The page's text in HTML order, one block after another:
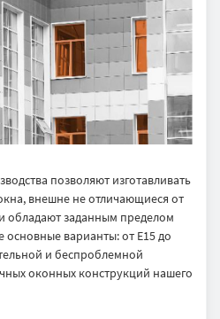
позволяют изготавливать
внешне не отличающиеся от
обладают заданным пределом
основные варианты: от Е15 до
и беспроблемной
оконных конструкций нашего